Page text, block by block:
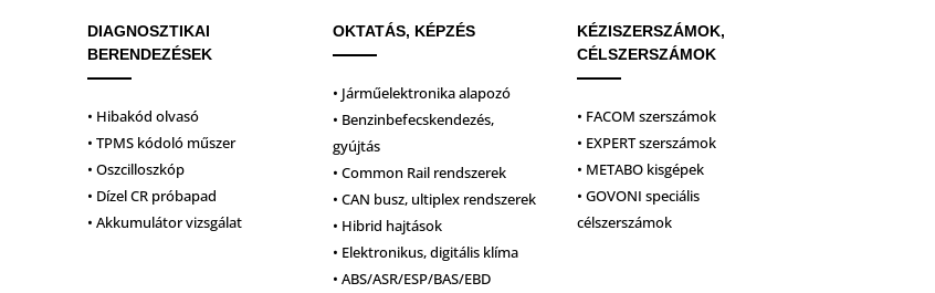
DIAGNOSZTIKAI
BERENDEZÉSEK
• Hibakód olvasó
• TPMS kódoló műszer
• Oszcilloszkóp
• Dízel CR próbapad
• Akkumulátor vizsgálat
OKTATÁS, KÉPZÉS
• Járműelektronika alapozó
• Benzinbefecskendezés,
gyújtás
• Common Rail rendszerek
• CAN busz, ultiplex rendszerek
• Hibrid hajtások
• Elektronikus, digitális klíma
• ABS/ASR/ESP/BAS/EBD
KÉZISZERSZÁMOK,
CÉLSZERSZÁMOK
• FACOM szerszámok
• EXPERT szerszámok
• METABO kisgépek
• GOVONI speciális
célszerszámok